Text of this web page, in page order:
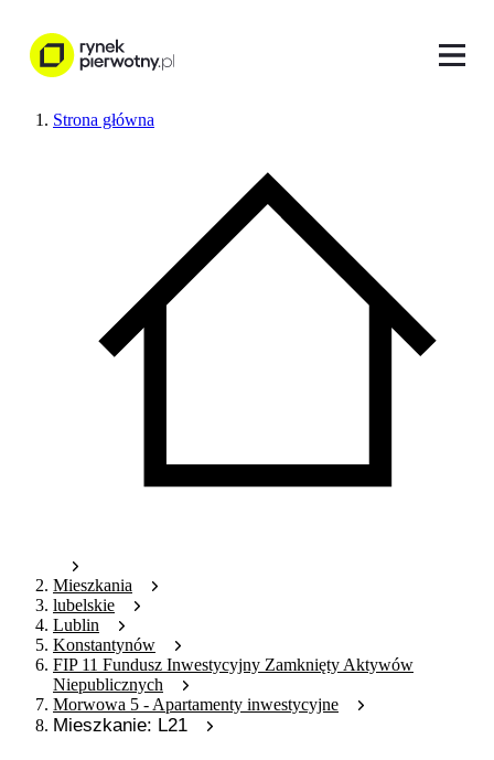
Strona główna
Mieszkania
lubelskie
Lublin
Konstantynów
FIP 11 Fundusz Inwestycyjny Zamknięty Aktywów
Niepublicznych
Morwowa 5 - Apartamenty inwestycyjne
Mieszkanie: L21